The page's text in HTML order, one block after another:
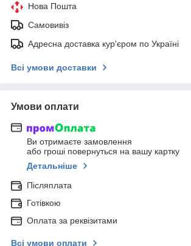
Нова Пошта
Самовивіз
Адресна доставка кур'єром по Україні
Всі умови доставки
Умови оплати
Ви отримаєте замовлення
або гроші повернуться на вашу картку
Детальніше
Післяплата
Готівкою
Оплата за реквізитами
Всі умови оплати